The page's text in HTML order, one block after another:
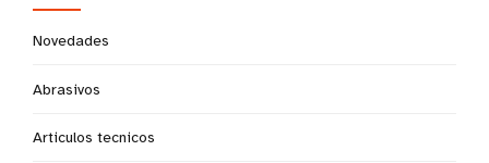
Novedades
Abrasivos
Articulos tecnicos